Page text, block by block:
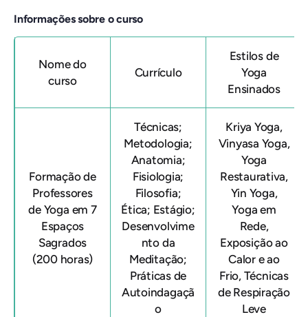
Informações sobre o curso
Nome do
curso
Currículo
Estilos de
Yoga
Ensinados
Formação de
Professores
de Yoga em 7
Espaços
Sagrados
(200 horas)
Técnicas;
Metodologia;
Anatomia;
Fisiologia;
Filosofia;
Ética; Estágio;
Desenvolvime
nto da
Meditação;
Práticas de
Autoindagaçã
o
Kriya Yoga,
Vinyasa Yoga,
Yoga
Restaurativa,
Yin Yoga,
Yoga em
Rede,
Exposição ao
Calor e ao
Frio, Técnicas
de Respiração
Leve